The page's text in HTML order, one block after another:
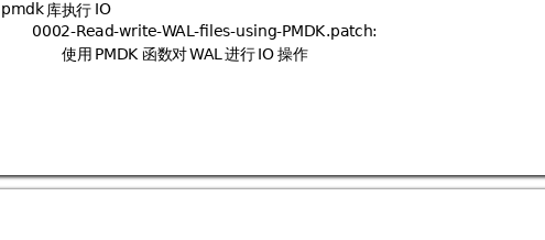
#& 库执行 ?
)@&(5-3#2
使用  函数对 进行 ? 操作